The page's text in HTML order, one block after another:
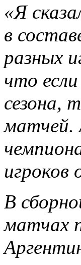
«Я
в
разных
что
сезона,
матчей.
игроков
В
матчах